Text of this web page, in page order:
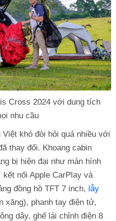
Cross 2024 với dung tích
nhu cầu
khó đòi hỏi quá nhiều với
thay đổi. Khoang cabin
bị hiện đại như màn hình
nối Apple CarPlay và
đồng hồ TFT 7 inch, lẫy
xăng), phanh tay điện tử,
dây, ghế lái chỉnh điện 8